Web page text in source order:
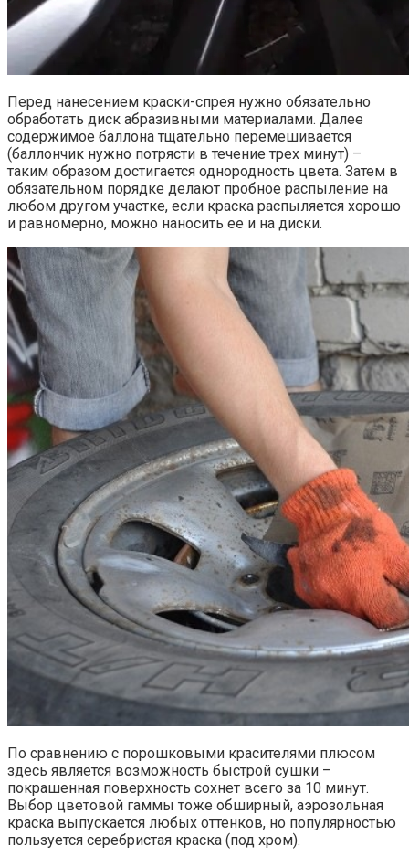
Перед нанесением краски-спрея нужно обязательно
обработать диск абразивными материалами. Далее
содержимое баллона тщательно перемешивается
(баллончик нужно потрясти в течение трех минут) –
таким образом достигается однородность цвета. Затем в
обязательном порядке делают пробное распыление на
любом другом участке, если краска распыляется хорошо
и равномерно, можно наносить ее и на диски.
По сравнению с порошковыми красителями плюсом
здесь является возможность быстрой сушки –
покрашенная поверхность сохнет всего за 10 минут.
Выбор цветовой гаммы тоже обширный, аэрозольная
краска выпускается любых оттенков, но популярностью
пользуется серебристая краска (под хром).